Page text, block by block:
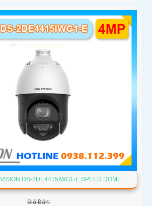
DS-2DE4415IWG1-E SPEED DOME
Giá Bán: